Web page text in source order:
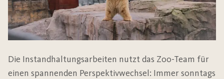
Die Instandhaltungsarbeiten nutzt das Zoo-Team für
einen spannenden Perspektivwechsel: Immer sonntags